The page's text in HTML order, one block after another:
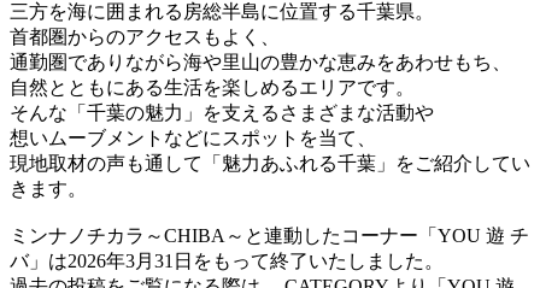
三方を海に囲まれる房総半島に位置する千葉県。
首都圏からのアクセスもよく、
通勤圏でありながら海や里山の豊かな恵みをあわせもち、
自然とともにある生活を楽しめるエリアです。
そんな「千葉の魅力」を支えるさまざまな活動や
想いムーブメントなどにスポットを当て、
現地取材の声も通して「魅力あふれる千葉」をご紹介してい
きます。
ミンナノチカラ～CHIBA～と連動したコーナー「YOU 遊 チ
バ」は2026年3月31日をもって終了いたしました。